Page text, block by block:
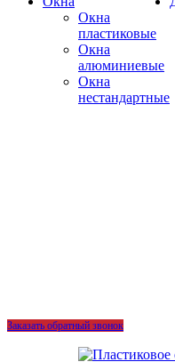
Окна
пластиковые
Окна
алюминиевые
Окна
нестандартные
Заказать обратный звонок